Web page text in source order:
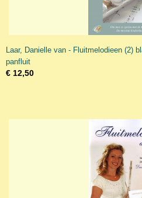
Laar, Danielle van - Fluitmelodieen (2)
panfluit
€ 12,50